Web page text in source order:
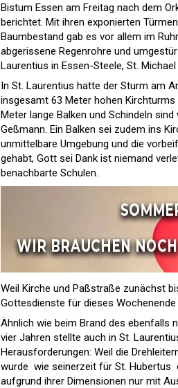
Bistum Essen am Freitag nach dem
berichtet. Mit ihren exponierten
Baumbestand gab es vor allem im
abgerissene Regenrohre und
Laurentius in Essen-Steele, St.
In St. Laurentius hatte der Sturm am
insgesamt 63 Meter hohen Kirchturms
Meter lange Balken und Schindeln
Geßmann. Ein Balken sei zudem ins
unmittelbare Umgebung und die
gehabt, Gott sei Dank ist niemand
benachbarte Schulen.
Weil Kirche und Paßstraße zunächst
Gottesdienste für dieses
Ähnlich wie beim Brand des ebenfalls
vier Jahren stellte auch in St.
Herausforderungen: Weil die
wurde  wie seinerzeit für St. Hubertus
aufgrund ihrer Dimensionen nur mit